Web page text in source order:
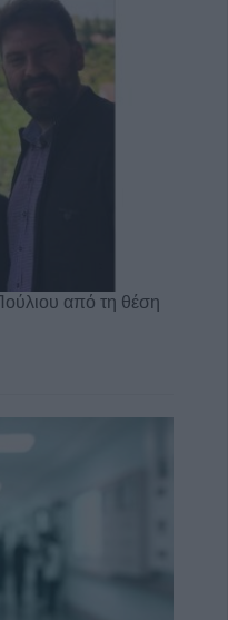
από τη θέση